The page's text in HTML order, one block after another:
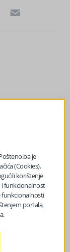
Viber
jedini Halid
je
(Cookies).
korištenje
i funkcionalnost
funkcionalnosti
portala,